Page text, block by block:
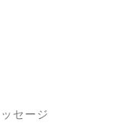
セージ